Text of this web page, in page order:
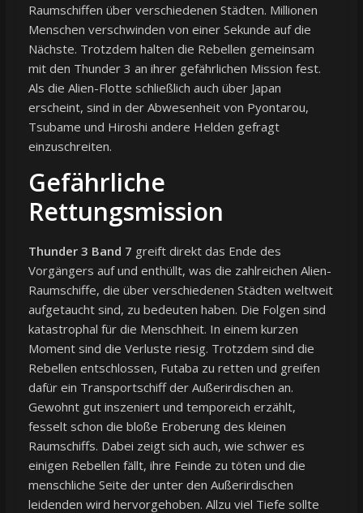
Raumschiffen über verschiedenen Städten. Millionen
Menschen verschwinden von einer Sekunde auf die
Nächste. Trotzdem halten die Rebellen gemeinsam
mit den Thunder 3 an ihrer gefährlichen Mission fest.
Als die Alien-Flotte schließlich auch über Japan
erscheint, sind in der Abwesenheit von Pyontarou,
Tsubame und Hiroshi andere Helden gefragt
einzuschreiten.
Gefährliche
Rettungsmission
Thunder 3 Band 7 greift direkt das Ende des
Vorgängers auf und enthüllt, was die zahlreichen Alien-
Raumschiffe, die über verschiedenen Städten weltweit
aufgetaucht sind, zu bedeuten haben. Die Folgen sind
katastrophal für die Menschheit. In einem kurzen
Moment sind die Verluste riesig. Trotzdem sind die
Rebellen entschlossen, Futaba zu retten und greifen
dafür ein Transportschiff der Außerirdischen an.
Gewohnt gut inszeniert und temporeich erzählt,
fesselt schon die bloße Eroberung des kleinen
Raumschiffs. Dabei zeigt sich auch, wie schwer es
einigen Rebellen fällt, ihre Feinde zu töten und die
menschliche Seite der unter den Außerirdischen
leidenden wird hervorgehoben. Allzu viel Tiefe sollte